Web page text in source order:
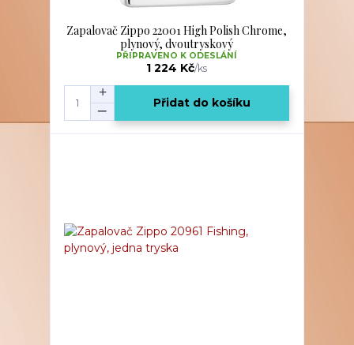
Zapalovač Zippo 22001 High Polish Chrome,
plynový, dvoutryskový
1 224 Kč/ks
PŘIPRAVENO K ODESLÁNÍ
Přidat do košíku